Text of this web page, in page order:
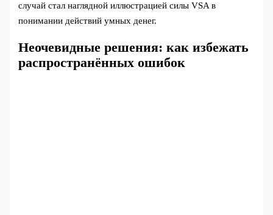
случай стал наглядной иллюстрацией силы VSA в
понимании действий умных денег.
Неочевидные решения: как избежать
распространённых ошибок